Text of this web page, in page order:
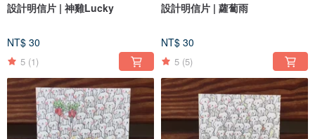
設計明信片 | 神雞Lucky
NT$ 30
5 (1)
設計明信片 | 蘿蔔雨
NT$ 30
5 (5)